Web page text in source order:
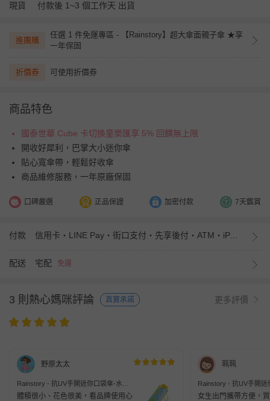
現貨 付款後 1~3 個工作天 出貨
進團購
任選 1 件免運專區 - 【Rainstory】超大傘面親子傘 ★享
一年保固
折價券 可使用折價券
商品特色
國泰世華 Cube 卡切換童樂匯享 5% 回饋無上限
開收好犀利，巴掌大小迷你傘
貼心寬傘帶，輕鬆好收傘
商品維修服務，一年原廠保固
口碑嚴選 正品保證 加密付款 7天鑑賞
付款 信用卡・LINE Pay・街口支付・先享後付・ATM・iPASS MONEY
配送 宅配 免運
3 則熱心媽咪評論 真實承諾 更多評價
野原太太
Rainstory - 抗UV手開迷你口袋傘-水果
嘉年華-230g
體積很小、花色很美，看品牌使用心
珮珮
Rainstory - 抗UV手開迷
的淚滴-230g
女生出門攜帶方便，